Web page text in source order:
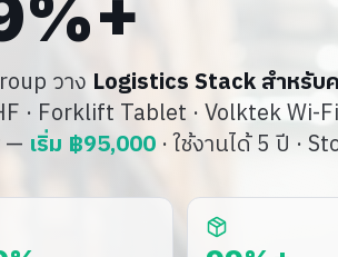
วาง Logistics Stack สำหรับ
· Forklift Tablet · Volktek Wi-
— เริ่ม ฿95,000 · ใช้งานได้ 5 ปี ·